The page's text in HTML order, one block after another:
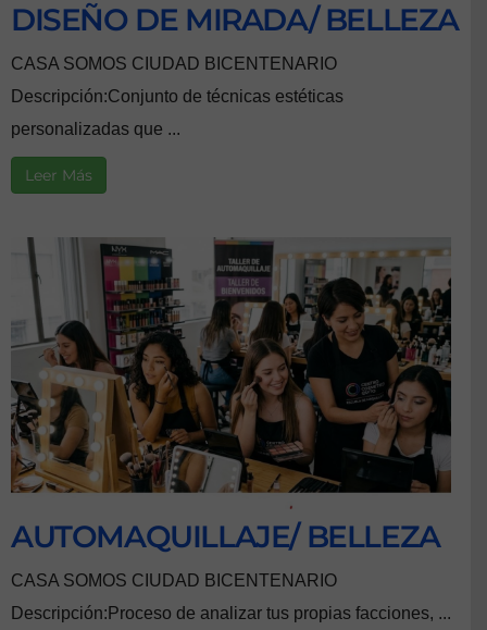
DISEÑO DE MIRADA/ BELLEZA
CASA SOMOS CIUDAD BICENTENARIO
Descripción:Conjunto de técnicas estéticas
personalizadas que ...
Leer Más
AUTOMAQUILLAJE/ BELLEZA
CASA SOMOS CIUDAD BICENTENARIO
Descripción:Proceso de analizar tus propias facciones, ...